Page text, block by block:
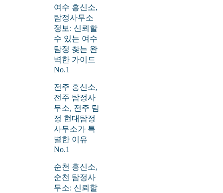
여수 흥신소,
탐정사무소
정보: 신뢰할
수 있는 여수
탐정 찾는 완
벽한 가이드
No.1
전주 흥신소,
전주 탐정사
무소, 전주 탐
정 현대탐정
사무소가 특
별한 이유
No.1
순천 흥신소,
순천 탐정사
무소: 신뢰할